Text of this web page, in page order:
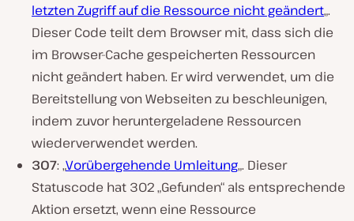
letzten Zugriff auf die Ressource nicht geändert„.
Dieser Code teilt dem Browser mit, dass sich die
im Browser-Cache gespeicherten Ressourcen
nicht geändert haben. Er wird verwendet, um die
Bereitstellung von Webseiten zu beschleunigen,
indem zuvor heruntergeladene Ressourcen
wiederverwendet werden.
307: „Vorübergehende Umleitung„. Dieser
Statuscode hat 302 „Gefunden“ als entsprechende
Aktion ersetzt, wenn eine Ressource